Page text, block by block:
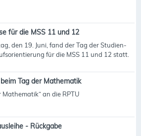
für die MSS 11 und 12
den 19. Juni, fand der Tag der Studien-
für die MSS 11 und 12 statt.
Tag der Mathematik
Mathematik“ an die RPTU
- Rückgabe